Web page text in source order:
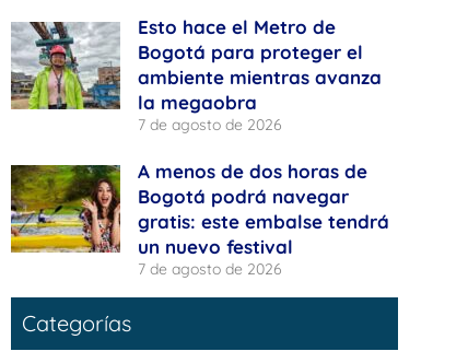
Esto hace el Metro de
Bogotá para proteger el
ambiente mientras avanza
la megaobra
7 de agosto de 2026
A menos de dos horas de
Bogotá podrá navegar
gratis: este embalse tendrá
un nuevo festival
7 de agosto de 2026
Categorías